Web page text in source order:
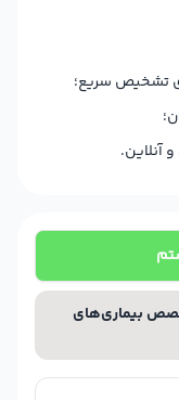
تشخیص سریع؛
بیماری‌های